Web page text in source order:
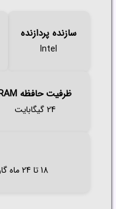
سازنده پردازنده
Intel
ظرفیت حافظه RAM
24 گیگابایت
18 تا 24 ماه گارانتی اصلی (آواژنگ،حامی،سازگار،ماندگار،تات،مهر،الماس و..